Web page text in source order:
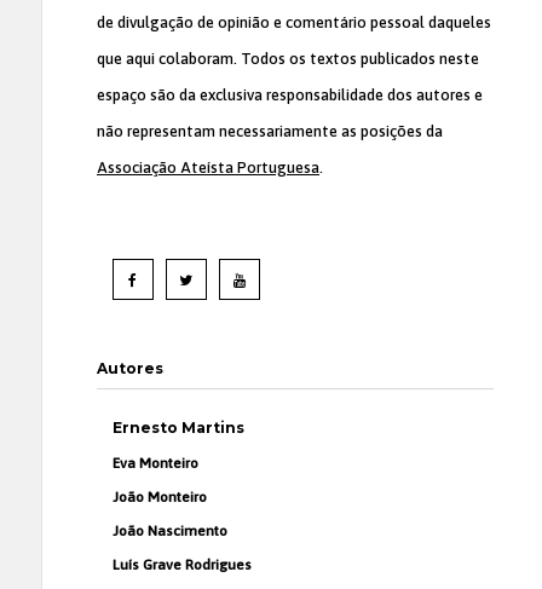
de divulgação de opinião e comentário pessoal daqueles
que aqui colaboram. Todos os textos publicados neste
espaço são da exclusiva responsabilidade dos autores e
não representam necessariamente as posições da
Associação Ateísta Portuguesa.
Autores
Ernesto Martins
Eva Monteiro
João Monteiro
João Nascimento
Luís Grave Rodrigues